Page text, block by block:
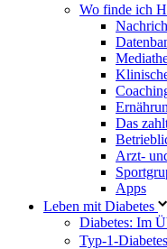
Wo finde ich
Das
Arzt-
Apps
Leben mit Diabetes
Diabetes: Im
Typ-1-Diabetes